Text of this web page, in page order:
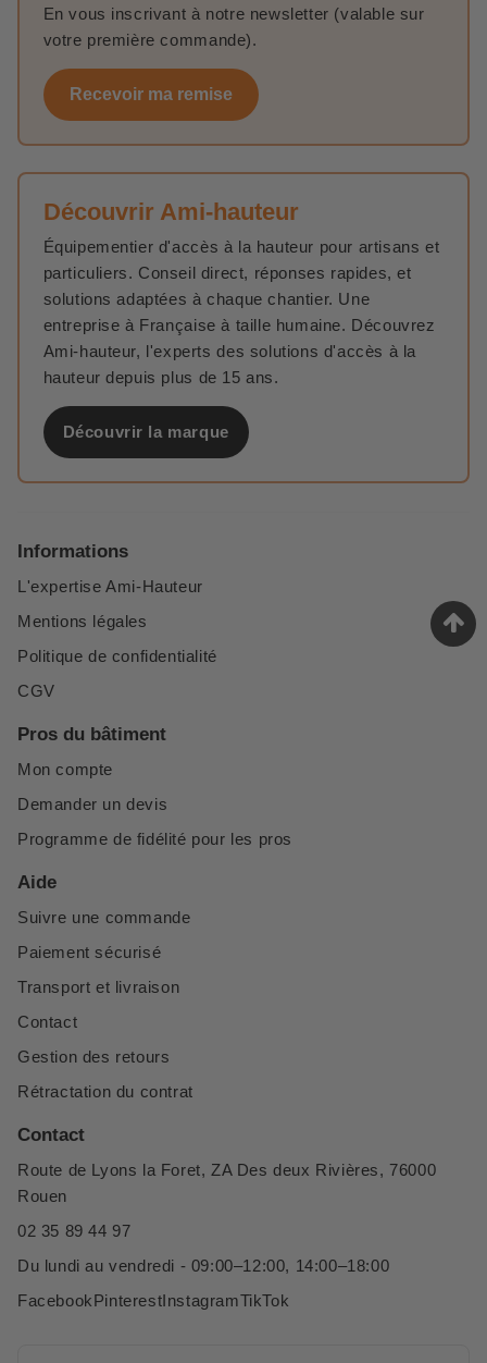
En vous inscrivant à notre newsletter (valable sur
votre première commande).
Recevoir ma remise
Découvrir Ami-hauteur
Équipementier d'accès à la hauteur pour artisans et
particuliers. Conseil direct, réponses rapides, et
solutions adaptées à chaque chantier. Une
entreprise à Française à taille humaine. Découvrez
Ami-hauteur, l'experts des solutions d'accès à la
hauteur depuis plus de 15 ans.
Découvrir la marque
Informations
L'expertise Ami-Hauteur
Mentions légales
Politique de confidentialité
CGV
Pros du bâtiment
Mon compte
Demander un devis
Programme de fidélité pour les pros
Aide
Suivre une commande
Paiement sécurisé
Transport et livraison
Contact
Gestion des retours
Rétractation du contrat
Contact
Route de Lyons la Foret, ZA Des deux Rivières, 76000
Rouen
02 35 89 44 97
Du lundi au vendredi - 09:00–12:00, 14:00–18:00
FacebookPinterestInstagramTikTok